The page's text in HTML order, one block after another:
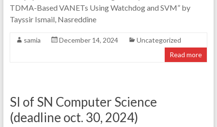
TDMA-Based VANETs Using Watchdog and SVM” by
Tayssir Ismail, Nasreddine
samia December 14, 2024
Uncategorized
Read more
SI of SN Computer Science
(deadline oct. 30, 2024)